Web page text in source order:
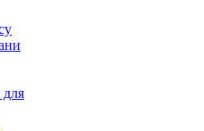
для